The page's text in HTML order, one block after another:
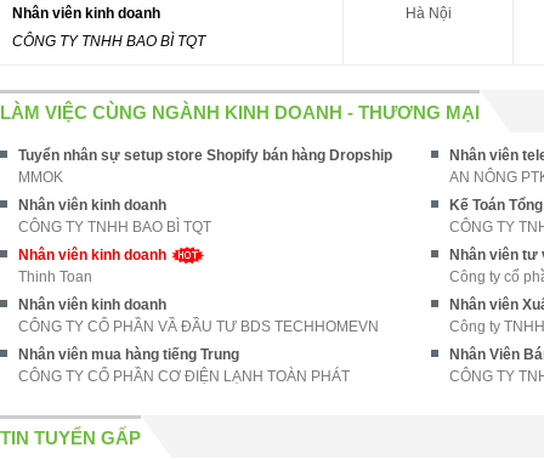
Nhân viên kinh doanh
CÔNG TY TNHH BAO BÌ TQT
Hà Nội
LÀM VIỆC CÙNG NGÀNH KINH DOANH - THƯƠNG MẠI
Tuyển nhân sự setup store Shopify bán hàng Dropship
MMOK
Nhân viên
AN NÔNG
Nhân viên kinh doanh
CÔNG TY TNHH BAO BÌ TQT
Kế Toán Tổng
Nhân viên kinh doanh
Thinh Toan
Nhân viên tư
Công ty cổ
Nhân viên kinh doanh
CÔNG TY CỔ PHẦN VẦ ĐẦU TƯ BDS TECHHOMEVN
Nhân viên
Công ty
Nhân viên mua hàng tiếng Trung
CÔNG TY CỔ PHẦN CƠ ĐIỆN LẠNH TOÀN PHÁT
Nhân Viên
CÔNG TY
TIN TUYỂN GẤP